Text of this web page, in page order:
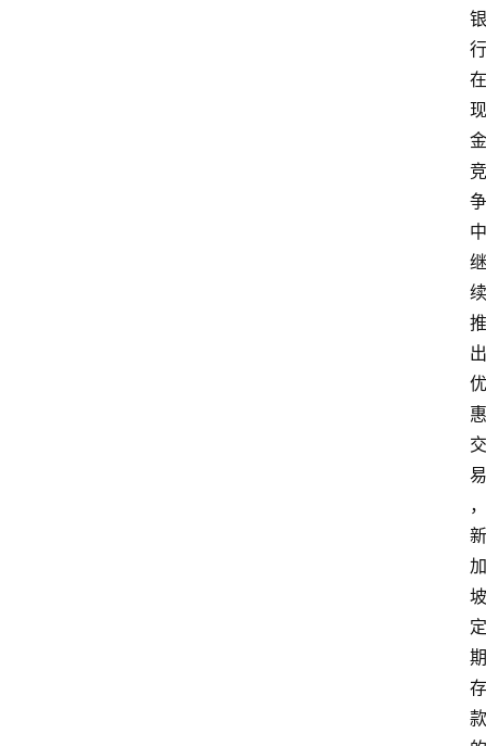
银
行
在
现
金
竞
争
中
继
续
推
出
优
惠
交
易
，
新
加
坡
定
期
存
款